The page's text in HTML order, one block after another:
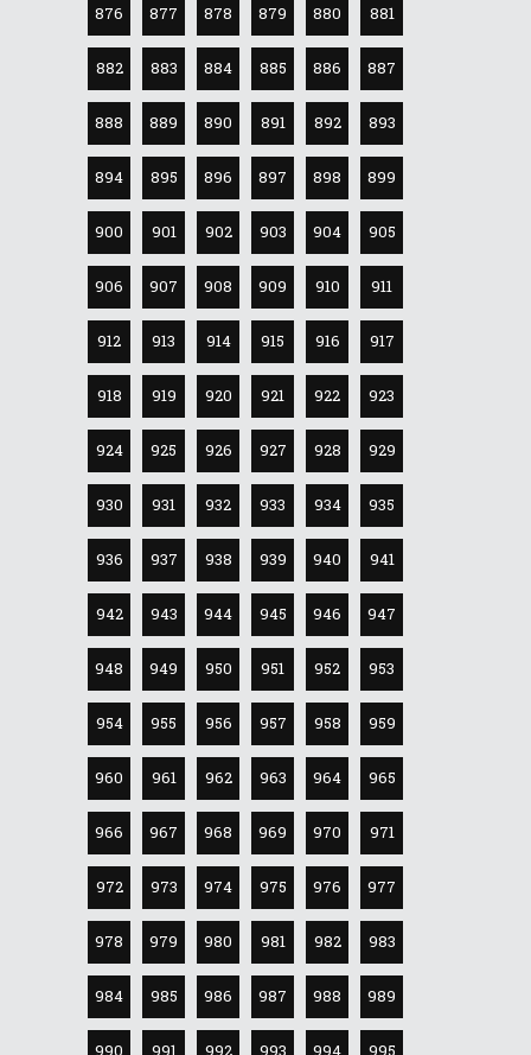
876 877 878 879 880 881
882 883 884 885 886 887
888 889 890 891 892 893
894 895 896 897 898 899
900 901 902 903 904 905
906 907 908 909 910 911
912 913 914 915 916 917
918 919 920 921 922 923
924 925 926 927 928 929
930 931 932 933 934 935
936 937 938 939 940 941
942 943 944 945 946 947
948 949 950 951 952 953
954 955 956 957 958 959
960 961 962 963 964 965
966 967 968 969 970 971
972 973 974 975 976 977
978 979 980 981 982 983
984 985 986 987 988 989
990 991 992 993 994 995